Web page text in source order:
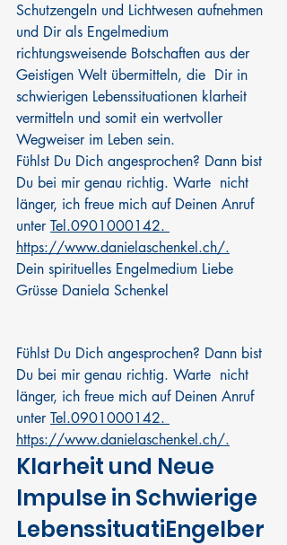
Schutzengeln und Lichtwesen aufnehmen
und Dir als Engelmedium
richtungsweisende Botschaften aus der
Geistigen Welt übermitteln, die  Dir in
schwierigen Lebenssituationen klarheit
vermitteln und somit ein wertvoller
Wegweiser im Leben sein.
Fühlst Du Dich angesprochen? Dann bist
Du bei mir genau richtig. Warte  nicht
länger, ich freue mich auf Deinen Anruf
unter Tel.0901000142.
https://www.danielaschenkel.ch/.
Dein spirituelles Engelmedium Liebe
Grüsse Daniela Schenkel
Fühlst Du Dich angesprochen? Dann bist
Du bei mir genau richtig. Warte  nicht
länger, ich freue mich auf Deinen Anruf
unter Tel.0901000142.
https://www.danielaschenkel.ch/.
Klarheit und Neue
Impulse in Schwierige
LebenssituatiEngelber